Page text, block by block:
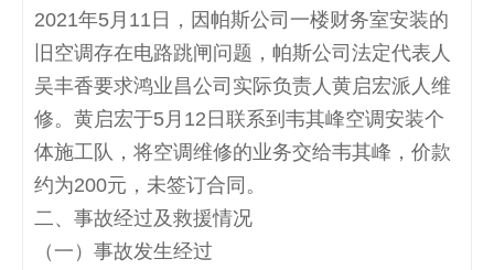
2021年5月 11 日，因帕斯公司一楼财务室安装的
旧空调存在电路跳闸问题，帕斯公司法定代表人
吴丰香要求鸿业昌公司实际负责人黄启宏派人维
修。黄启宏于5月 12 日联系到韦其峰空调安装个
体施工队，将空调维修的业务交给韦其峰，价款
约为200元，未签订合同。
二、事故经过及救援情况
（一）事故发生经过